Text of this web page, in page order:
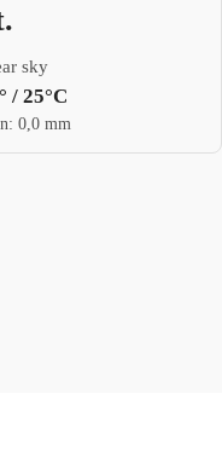
sky
/ 25°C
0,0 mm